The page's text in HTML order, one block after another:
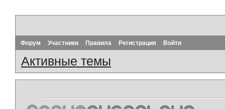
Форум Участники Правила Регистрация Войти
Активные темы